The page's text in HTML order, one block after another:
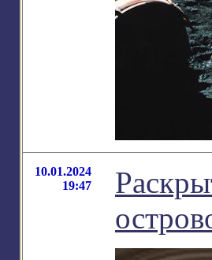
10.01.2024
19:47